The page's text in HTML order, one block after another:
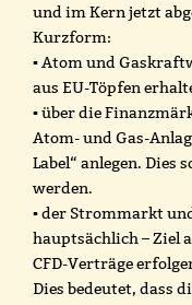
und im Kern jetzt
Kurzform:
▪ Atom und
aus EU-Töpfen
▪ über die
Atom- und Gas-
Label“ anlegen. Dies
werden.
▪ der Strommarkt
hauptsächlich – Ziel
CFD-Verträge
Dies bedeutet, dass